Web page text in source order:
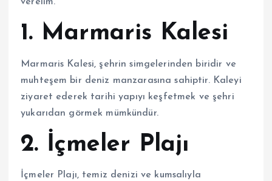
verelim.
1. Marmaris Kalesi
Marmaris Kalesi, şehrin simgelerinden biridir ve
muhteşem bir deniz manzarasına sahiptir. Kaleyi
ziyaret ederek tarihi yapıyı keşfetmek ve şehri
yukarıdan görmek mümkündür.
2. İçmeler Plajı
İçmeler Plajı, temiz denizi ve kumsalıyla